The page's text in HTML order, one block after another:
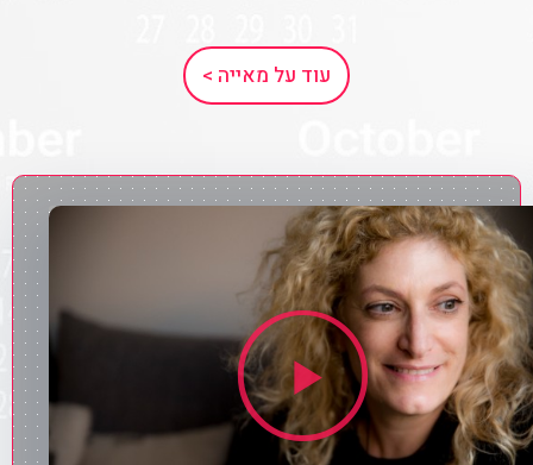
עוד על מאייה >